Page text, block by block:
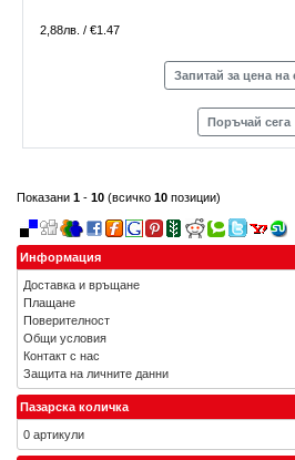
2,88лв. / €1.47
Запитай за цена на
Поръчай сега
Показани 1 - 10 (всичко 10 позиции)
Информация
Доставка и връщане
Плащане
Поверителност
Общи условия
Контакт с нас
Защита на личните данни
Пазарска количка
0 артикули